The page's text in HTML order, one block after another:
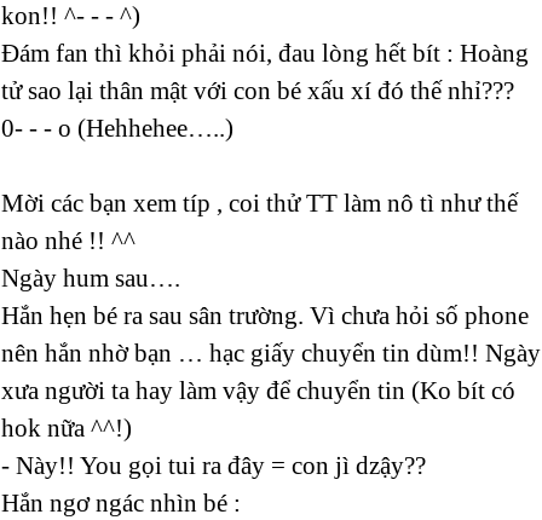
kon!! ^- - - ^)
Đám fan thì khỏi phải nói, đau lòng hết bít : Hoàng
tử sao lại thân mật với con bé xấu xí đó thế nhỉ???
0- - - o (Hehhehee…..)
Mời các bạn xem típ , coi thử TT làm nô tì như thế
nào nhé !! ^^
Ngày hum sau….
Hắn hẹn bé ra sau sân trường. Vì chưa hỏi số phone
nên hắn nhờ bạn … hạc giấy chuyển tin dùm!! Ngày
xưa người ta hay làm vậy để chuyển tin (Ko bít có
hok nữa ^^!)
- Này!! You gọi tui ra đây = con jì dzậy??
Hắn ngơ ngác nhìn bé :